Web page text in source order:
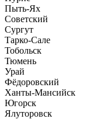
Пыть-Ях
Советский
Сургут
Тарко-Сале
Тобольск
Тюмень
Урай
Фёдоровский
Ханты-Мансийск
Югорск
Ялуторовск